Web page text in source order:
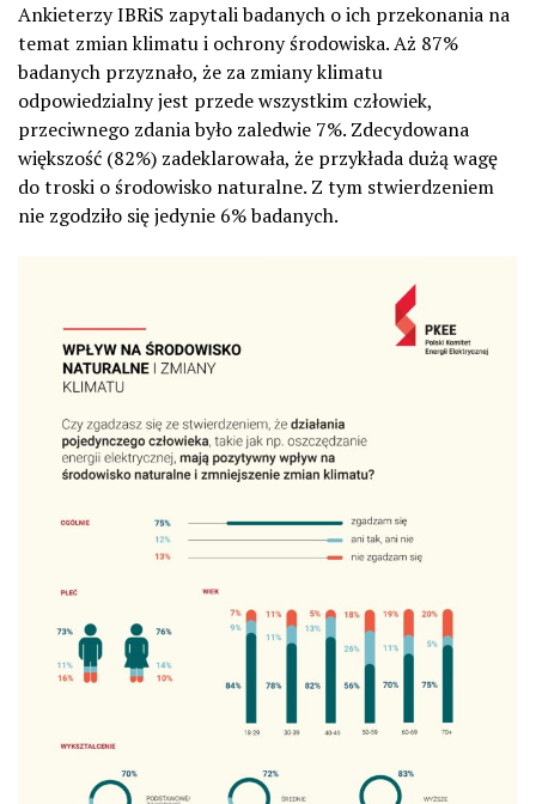
Ankieterzy IBRiS zapytali badanych o ich przekonania na
temat zmian klimatu i ochrony środowiska. Aż 87%
badanych przyznało, że za zmiany klimatu
odpowiedzialny jest przede wszystkim człowiek,
przeciwnego zdania było zaledwie 7%. Zdecydowana
większość (82%) zadeklarowała, że przykłada dużą wagę
do troski o środowisko naturalne. Z tym stwierdzeniem
nie zgodziło się jedynie 6% badanych.